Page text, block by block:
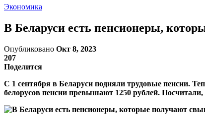
Экономика
В Беларуси есть пенсионеры,
Опубликовано Окт 8, 2023
207
Поделится
С 1 сентября в Беларуси подняли трудовые пенсии.
белорусов пенсии превышают 1250 рублей.